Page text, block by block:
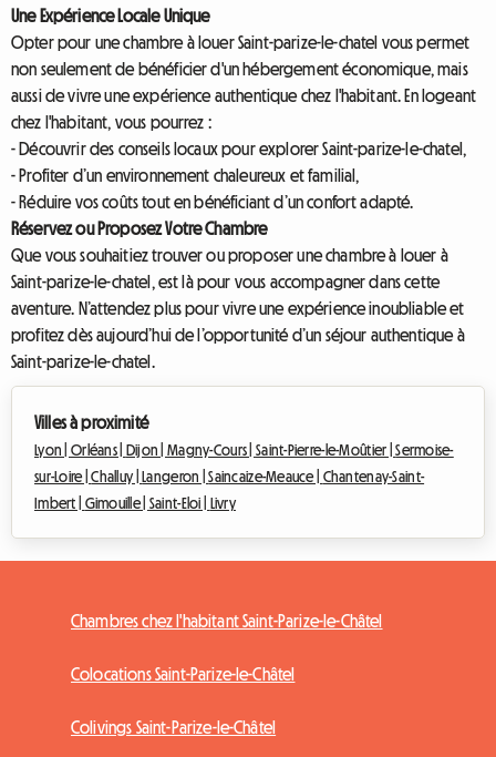
Une Expérience Locale Unique
Opter pour une chambre à louer Saint-parize-le-chatel vous permet
non seulement de bénéficier d'un hébergement économique, mais
aussi de vivre une expérience authentique chez l'habitant. En logeant
chez l'habitant, vous pourrez :
- Découvrir des conseils locaux pour explorer Saint-parize-le-chatel,
- Profiter d’un environnement chaleureux et familial,
- Réduire vos coûts tout en bénéficiant d’un confort adapté.
Réservez ou Proposez Votre Chambre
Que vous souhaitiez trouver ou proposer une chambre à louer à
Saint-parize-le-chatel, est là pour vous accompagner dans cette
aventure. N’attendez plus pour vivre une expérience inoubliable et
profitez dès aujourd’hui de l’opportunité d’un séjour authentique à
Saint-parize-le-chatel.
Villes à proximité
Lyon | Orléans | Dijon |Magny-Cours | Saint-Pierre-le-Moûtier |Sermoise-
sur-Loire |Challuy | Langeron |Saincaize-Meauce | Chantenay-Saint-
Imbert | Gimouille | Saint-Eloi | Livry
Chambres chez l'habitant Saint-Parize-le-Châtel
Colocations Saint-Parize-le-Châtel
Colivings Saint-Parize-le-Châtel